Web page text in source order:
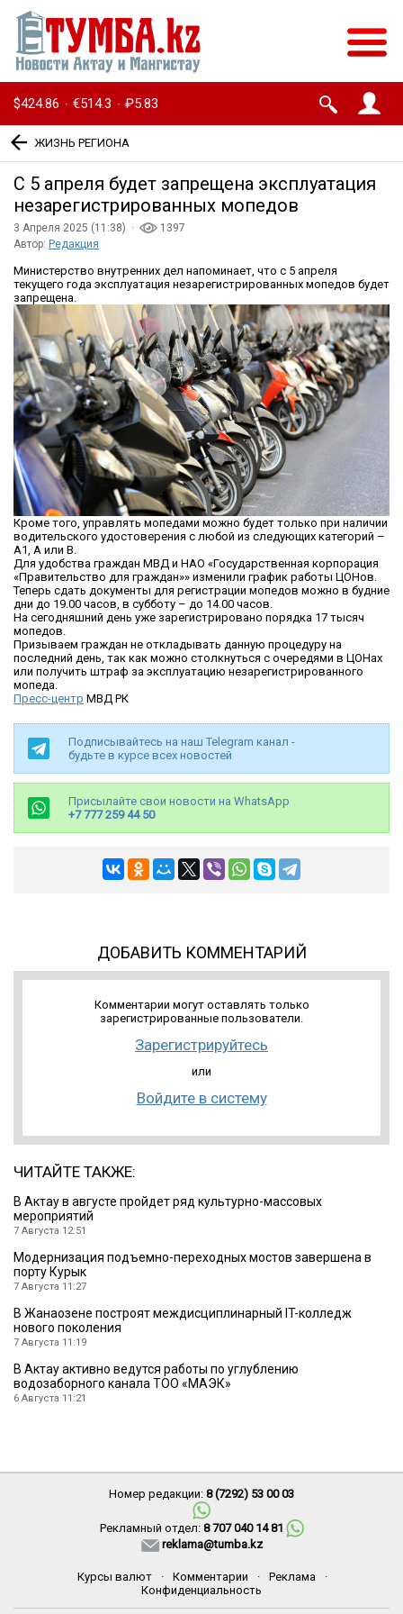
$424.86 · €514.3 · ₽5.83
ЖИЗНЬ РЕГИОНА
С 5 апреля будет запрещена эксплуатация
незарегистрированных мопедов
3 Апреля 2025 (11:38) ·
1397
Автор: Редакция
Министерство внутренних дел напоминает, что с 5 апреля
текущего года эксплуатация незарегистрированных мопедов будет
запрещена.
Кроме того, управлять мопедами можно будет только при наличии
водительского удостоверения с любой из следующих категорий –
А1, А или В.
Для удобства граждан МВД и НАО «Государственная корпорация
«Правительство для граждан»» изменили график работы ЦОНов.
Теперь сдать документы для регистрации мопедов можно в будние
дни до 19.00 часов, в субботу – до 14.00 часов.
На сегодняшний день уже зарегистрировано порядка 17 тысяч
мопедов.
Призываем граждан не откладывать данную процедуру на
последний день, так как можно столкнуться с очередями в ЦОНах
или получить штраф за эксплуатацию незарегистрированного
мопеда.
Пресс-центр МВД РК
Подписывайтесь на наш Telegram канал -
будьте в курсе всех новостей
Присылайте свои новости на WhatsApp
+7 777 259 44 50
ДОБАВИТЬ КОММЕНТАРИЙ
Комментарии могут оставлять только
зарегистрированные пользователи.
Зарегистрируйтесь
или
Войдите в систему
ЧИТАЙТЕ ТАКЖЕ:
В Актау в августе пройдет ряд культурно-массовых
мероприятий
7 Августа 12:51
Модернизация подъемно-переходных мостов завершена в
порту Курык
7 Августа 11:27
В Жанаозене построят междисциплинарный IT-колледж
нового поколения
7 Августа 11:19
В Актау активно ведутся работы по углублению
водозаборного канала ТОО «МАЭК»
6 Августа 11:21
Номер редакции: 8 (7292) 53 00 03
Рекламный отдел: 8 707 040 14 81
reklama@tumba.kz
Курсы валют · Комментарии · Реклама
·
Конфиденциальность